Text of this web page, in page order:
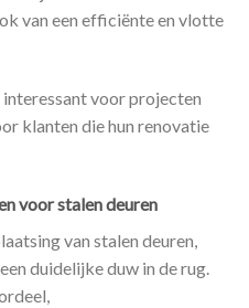
van een efficiënte en vlotte
voor projecten
klanten die hun renovatie
voor stalen deuren
van stalen deuren,
duidelijke duw in de rug.